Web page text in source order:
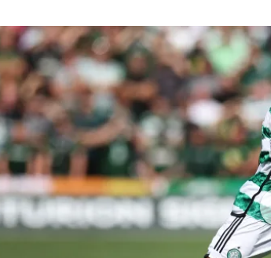
ליגה סינית
ליגה ברזילאית
ליגות נוספות